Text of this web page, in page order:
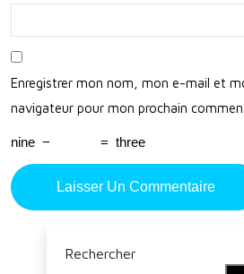
Enregistrer mon nom, mon e-mail et
navigateur pour mon prochain
nine − = three
Rechercher